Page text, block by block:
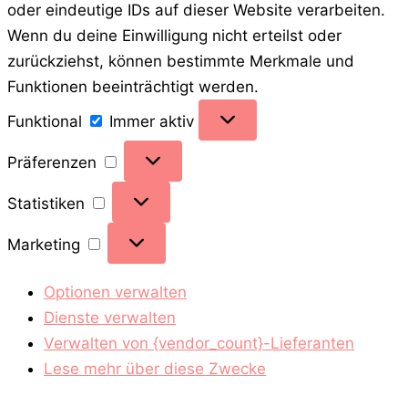
oder eindeutige IDs auf dieser Website verarbeiten.
Wenn du deine Einwilligung nicht erteilst oder
zurückziehst, können bestimmte Merkmale und
Funktionen beeinträchtigt werden.
Funktional
Immer aktiv
Präferenzen
Präferenzen
Statistiken
Statistiken
Marketing
Marketing
Optionen verwalten
Dienste verwalten
Verwalten von {vendor_count}-Lieferanten
Lese mehr über diese Zwecke